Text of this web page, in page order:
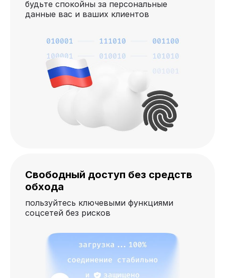
будьте спокойны за персональные
данные вас и ваших клиентов
Свободный доступ без средств
обхода
пользуйтесь ключевыми функциями
соцсетей без рисков